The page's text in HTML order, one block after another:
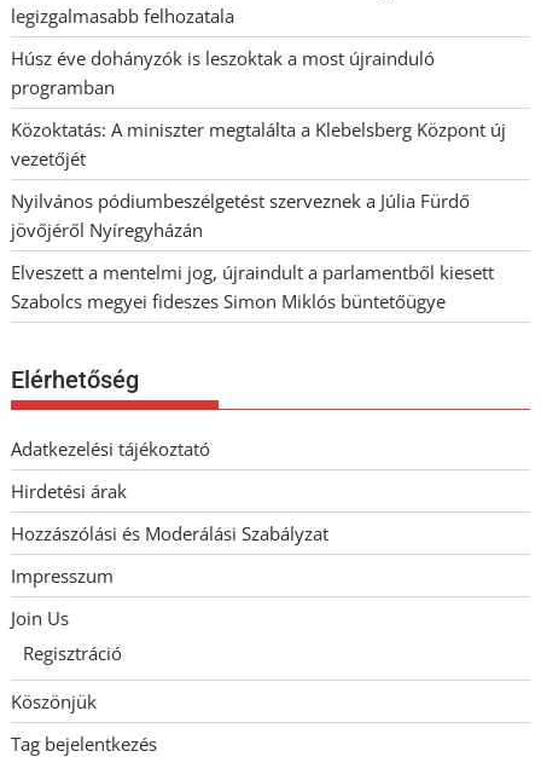
legizgalmasabb felhozatala
Húsz éve dohányzók is leszoktak a most újrainduló
programban
Közoktatás: A miniszter megtalálta a Klebelsberg Központ új
vezetőjét
Nyilvános pódiumbeszélgetést szerveznek a Júlia Fürdő
jövőjéről Nyíregyházán
Elveszett a mentelmi jog, újraindult a parlamentből kiesett
Szabolcs megyei fideszes Simon Miklós büntetőügye
Elérhetőség
Adatkezelési tájékoztató
Hirdetési árak
Hozzászólási és Moderálási Szabályzat
Impresszum
Join Us
Regisztráció
Köszönjük
Tag bejelentkezés